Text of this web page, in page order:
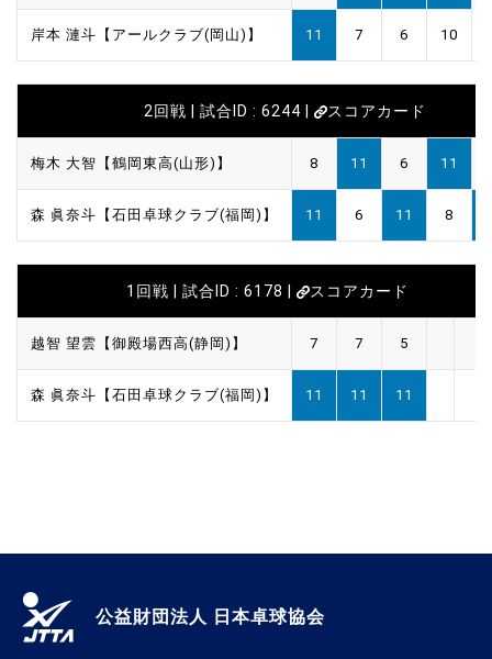
岸本 漣斗【アールクラブ(岡山)】 11 7 6 10
2回戦 | 試合ID : 6244 | スコアカード
梅木 大智【鶴岡東高(山形)】 8 11 6 11
森 眞奈斗【石田卓球クラブ(福岡)】 11 6 11 8
1回戦 | 試合ID : 6178 | スコアカード
越智 望雲【御殿場西高(静岡)】 7 7 5
森 眞奈斗【石田卓球クラブ(福岡)】 11 11 11
公益財団法人 日本卓球協会